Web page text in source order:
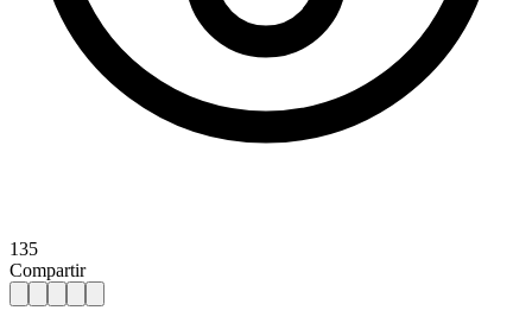
135
Compartir